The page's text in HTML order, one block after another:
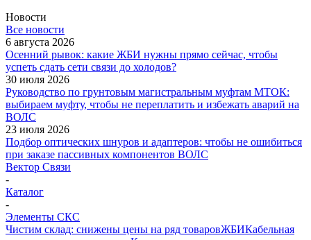
Новости
Все новости
6 августа 2026
Осенний рывок: какие ЖБИ нужны прямо сейчас, чтобы
успеть сдать сети связи до холодов?
30 июля 2026
Руководство по грунтовым магистральным муфтам МТОК:
выбираем муфту, чтобы не переплатить и избежать аварий на
ВОЛС
23 июля 2026
Подбор оптических шнуров и адаптеров: чтобы не ошибиться
при заказе пассивных компонентов ВОЛС
Вектор Связи
-
Каталог
-
Элементы СКС
Чистим склад: снижены цены на ряд товаровЖБИКабельная